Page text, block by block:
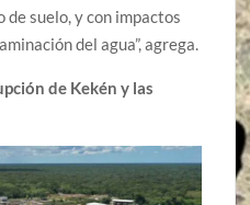
de suelo, y con impactos
del agua”, agrega.
de Kekén y las